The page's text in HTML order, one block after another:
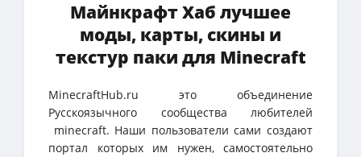
Майнкрафт Хаб лучшее
моды, карты, скины и
текстур паки для Minecraft
MinecraftHub.ru это объединение
Русскоязычного сообщества любителей
minecraft. Наши пользователи сами создают
портал которых им нужен, самостоятельно